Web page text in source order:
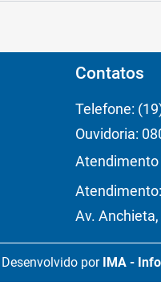
Contatos
Telefone:
Ouvidoria:
Atendimento
Av.
Desenvolvido por IMA -